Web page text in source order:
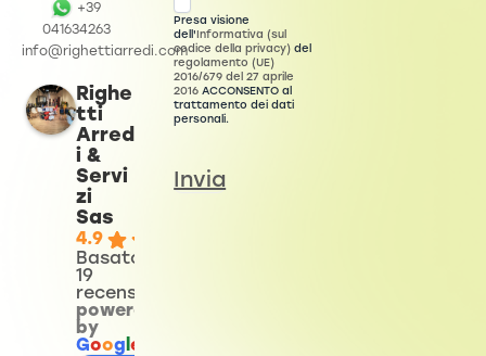
+39
041634263
info@righettiarredi.com
Righe
tti
Arred
i &
Servi
zi
Sas
4.9
Basato su
19
recensioni
powered
by
Goog e
Presa visione
dell'Informativa (sul
codice della privacy) del
regolamento (UE)
2016/679 del 27 aprile
2016 ACCONSENTO al
trattamento dei dati
personali.
Invia